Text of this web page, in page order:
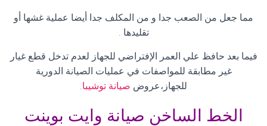
مما جعل من الصعب جدا و من المكلف جدا أيضا عملية غشها أو
تقليدها .
فيما بعد حافظ علي العمر الإفتراضي للجهاز لعدم تدخل قطع غيار
غير مطابقة للمواصفات في عمليات الصيانة الدورية
للجهاز،عروض صيانة توشيبا.
الخط الساخن صيانة وايت بوينت